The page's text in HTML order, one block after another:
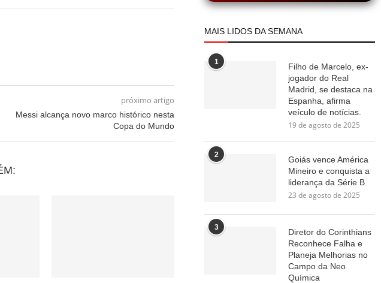
próximo artigo
Messi alcança novo marco histórico nesta
Copa do Mundo
MAIS LIDOS DA SEMANA
1
Filho de Marcelo, ex-
jogador do Real
Madrid, se destaca na
Espanha, afirma
veículo de notícias.
19 de agosto de 2025
2
Goiás vence América
Mineiro e conquista a
liderança da Série B
23 de agosto de 2025
3
Diretor do Corinthians
Reconhece Falha e
Planeja Melhorias no
Campo da Neo
Química